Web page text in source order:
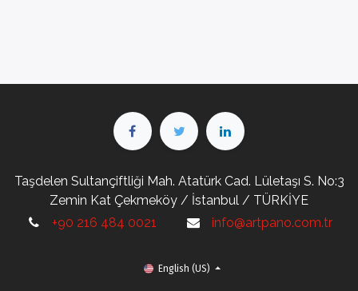
Taşdelen Sultançiftliği Mah. Atatürk Cad. Lületaşı S. No:3
Zemin Kat Çekmeköy / İstanbul / TÜRKİYE
+90 216 484 0021
info@artpano.com.tr
English (US)